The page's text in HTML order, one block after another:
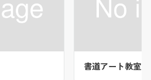
書道アート教室/